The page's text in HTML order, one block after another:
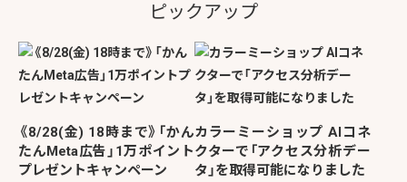
ピックアップ
《8/28(金) 18時まで》「かん
たんMeta広告」1万ポイント
プレゼントキャンペーン
カラーミーショップ AIコネ
クターで「アクセス分析デー
タ」を取得可能になりました